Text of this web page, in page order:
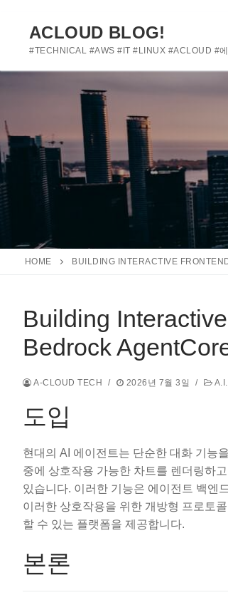
기
ACLOUD BLOG!
#TECHNICAL #AWS #IT #LINUX #ACLOUD #
HOME BUILDING INTERACTIVE
Building
Bedrock
A-CLOUD TECH / 2026년 7월 3일 / A.I.
도입
현대의 AI 에이전트는 단순한 대화 기능
중에 상호작용 가능한 차트를 렌더링하
있습니다. 이러한 기능은 에이전트 백엔
이러한 상호작용을 위한 개방형 프로토
할 수 있는 플랫폼을 제공합니다.
본론